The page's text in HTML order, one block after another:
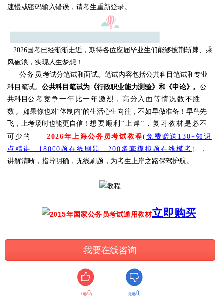
速慢或密码输入错误，请考生重新登录。
2026国考已经渐渐走近，期待各位应届毕业生们能够披荆斩棘、乘
风破浪，实现人生梦想！
公务员 考试分笔试和面试。笔试内容包括公共科目笔试和专业
科目笔试。 公共科目笔试为《行政职业能力测验》和《申论》。 公
共科目 公考竞争一年比一年激烈，高分入面等情况数不胜
数。 如果你也对“体制内”的生活心生向往，不如早做准备！早鸟先
飞，上考场时也能更自信！ 想要顺利“上岸”，复习教材是必不
可少的——2026年上海公务员考试教程(免费赠送130+知识
点精讲、18000题在线刷题、 200多套模拟题在线模考 ）
，
讲解清晰，指导明确，无线刷题，为考生上岸之路保驾护航。
立即购买
我要在线咨询
有用(0) 无用(0)